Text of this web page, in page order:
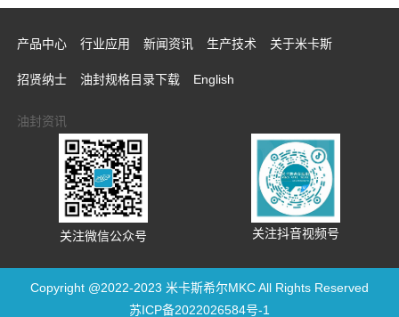
产品中心 行业应用 新闻资讯 生产技术 关于米卡斯
招贤纳士 油封规格目录下载 English
油封资讯
关注微信公众号 关注抖音视频号
Copyright @2022-2023 米卡斯希尔MKC All Rights Reserved
苏ICP备2022026584号-1